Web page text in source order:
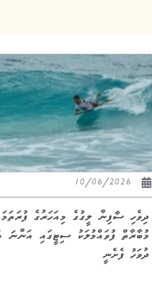
10/06/2026
ދިވެހި ސާފިން ލީގުގެ މިއަހަރުގެ ފުރަތަމަ
މުބާރާތް ފުވައްމުލަކު ސިޓީގައި އަންނަ
ދުވަހު ފެށެނީ